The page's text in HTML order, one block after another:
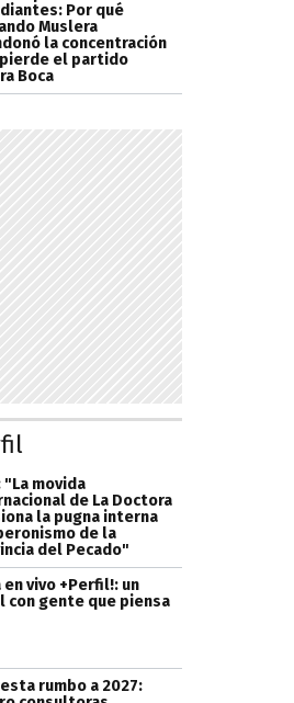
Por qué
Muslera
la concentración
el partido
Boca
"La movida
de La Doctora
la pugna interna
de la
del Pecado"
en vivo +Perfil!: un
con gente que piensa
rumbo a 2027: